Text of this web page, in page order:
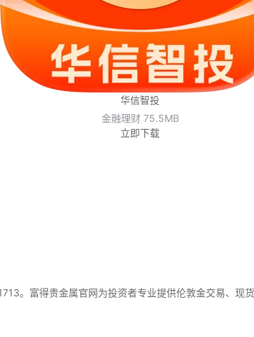
华信智投
金融理财 75.5MB
立即下载
。富得贵金属官网为投资者专业提供伦敦金交易、现